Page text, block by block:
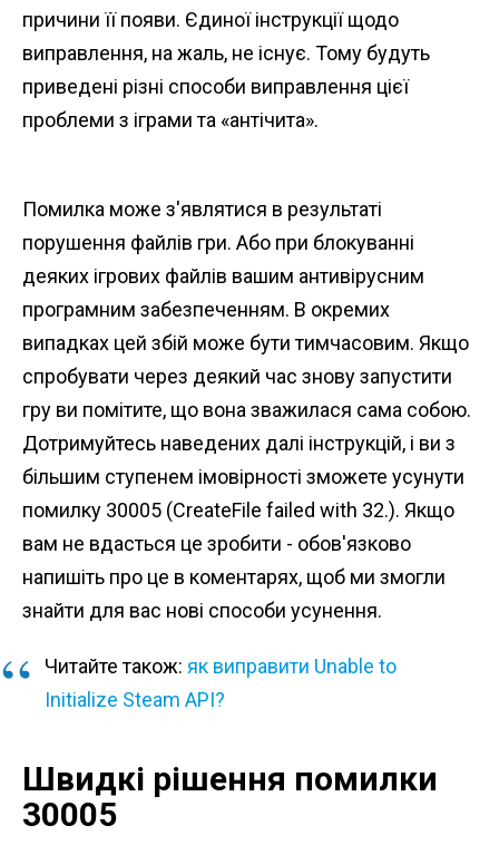
причини її появи. Єдиної інструкції щодо
виправлення, на жаль, не існує. Тому будуть
приведені різні способи виправлення цієї
проблеми з іграми та «антічита».
Помилка може з'являтися в результаті
порушення файлів гри. Або при блокуванні
деяких ігрових файлів вашим антивірусним
програмним забезпеченням. В окремих
випадках цей збій може бути тимчасовим. Якщо
спробувати через деякий час знову запустити
гру ви помітите, що вона зважилася сама собою.
Дотримуйтесь наведених далі інструкцій, і ви з
більшим ступенем імовірності зможете усунути
помилку 30005 (CreateFile failed with 32.). Якщо
вам не вдасться це зробити - обов'язково
напишіть про це в коментарях, щоб ми змогли
знайти для вас нові способи усунення.
Читайте також: як виправити Unable to
Initialize Steam API?
Швидкі рішення помилки
30005